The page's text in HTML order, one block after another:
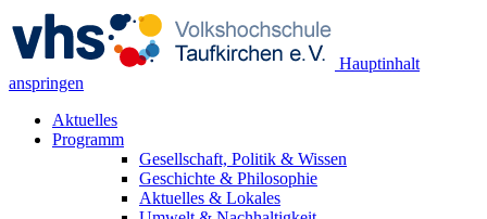
Hauptinhalt
anspringen
Aktuelles
Programm
Gesellschaft, Politik & Wissen
Geschichte & Philosophie
Aktuelles & Lokales